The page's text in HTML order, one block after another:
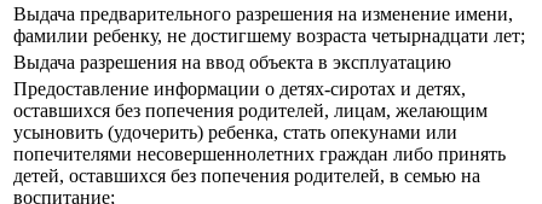
Выдача предварительного разрешения на изменение имени,
фамилии ребенку, не достигшему возраста четырнадцати лет;
Выдача разрешения на ввод объекта в эксплуатацию
Предоставление информации о детях-сиротах и детях,
оставшихся без попечения родителей, лицам, желающим
усыновить (удочерить) ребенка, стать опекунами или
попечителями несовершеннолетних граждан либо принять
детей, оставшихся без попечения родителей, в семью на
воспитание;